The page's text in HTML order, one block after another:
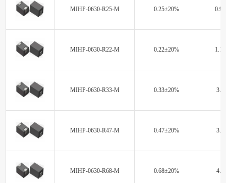
MIHP-0630-R25-M 0.25±20% 0.98
MIHP-0630-R22-M 0.22±20% 1.15
MIHP-0630-R33-M 0.33±20% 3.0
MIHP-0630-R47-M 0.47±20% 3.9
MIHP-0630-R68-M 0.68±20% 4.4